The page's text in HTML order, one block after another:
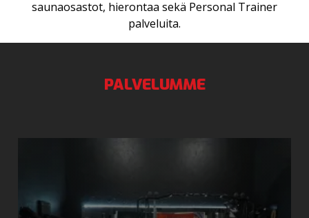
saunaosastot, hierontaa sekä Personal Trainer
palveluita.
PALVELUMME